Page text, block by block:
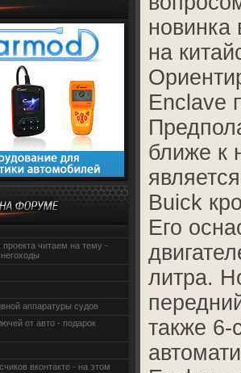
проекта читаем на тему -
аппаратуры судов
от авто - подарок
вконтакте - на этом
новинка
на
Enclave
ближе к
Buick
Его
литра.
также 6-